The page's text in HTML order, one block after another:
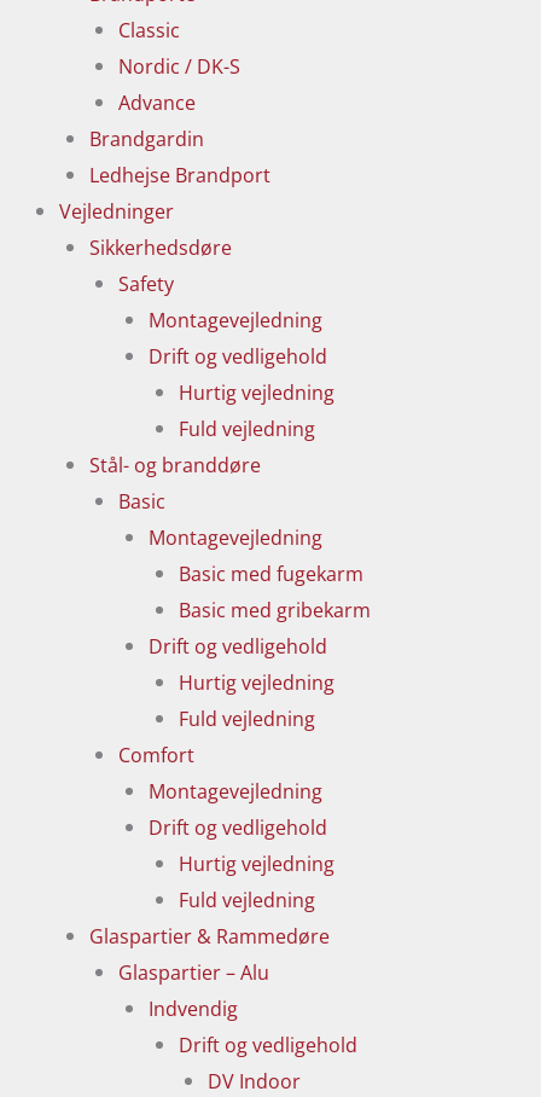
Classic
Nordic / DK-S
Advance
Brandgardin
Ledhejse Brandport
Vejledninger
Sikkerhedsdøre
Safety
Montagevejledning
Drift og vedligehold
Hurtig vejledning
Fuld vejledning
Stål- og branddøre
Basic
Montagevejledning
Basic med fugekarm
Basic med gribekarm
Drift og vedligehold
Hurtig vejledning
Fuld vejledning
Comfort
Montagevejledning
Drift og vedligehold
Hurtig vejledning
Fuld vejledning
Glaspartier & Rammedøre
Glaspartier – Alu
Indvendig
Drift og vedligehold
DV Indoor